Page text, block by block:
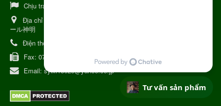
Chịu trách nhiệm:
Địa chỉ Nhật Bản:
ール神明
Điện thoại:
Fax: 070-9178-7979
Email: syixl13029@yahoo.co.jp
Tư vấn sản phẩm